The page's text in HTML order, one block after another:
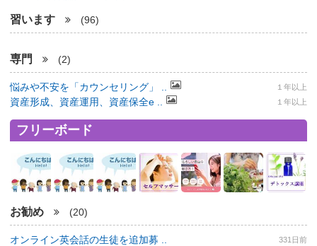
習います (96)
専門 (2)
悩みや不安を「カウンセリング」 .. １年以上
資産形成、資産運用、資産保全e .. １年以上
フリーボード
お勧め (20)
オンライン英会話の生徒を追加募 .. 331日前